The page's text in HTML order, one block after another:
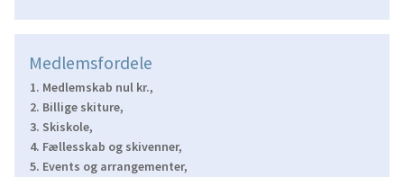
Medlemsfordele
Medlemskab nul kr.,
Billige skiture,
Skiskole,
Fællesskab og skivenner,
Events og arrangementer,